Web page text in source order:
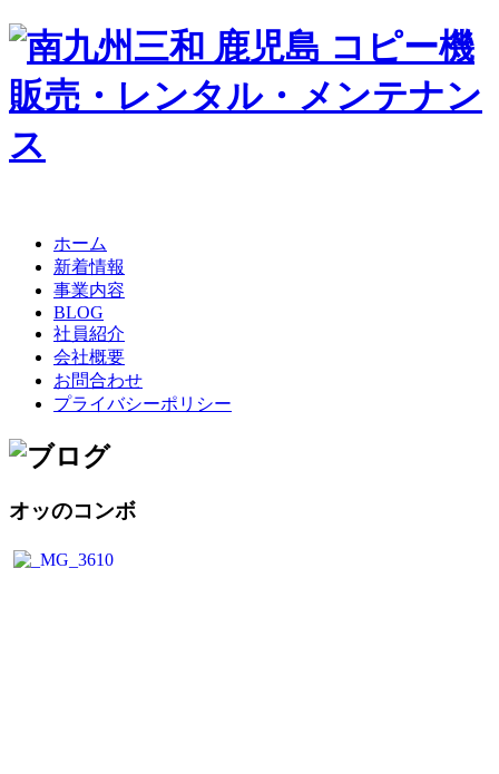
ホーム
新着情報
事業内容
BLOG
社員紹介
会社概要
お問合わせ
プライバシーポリシー
オッのコンボ